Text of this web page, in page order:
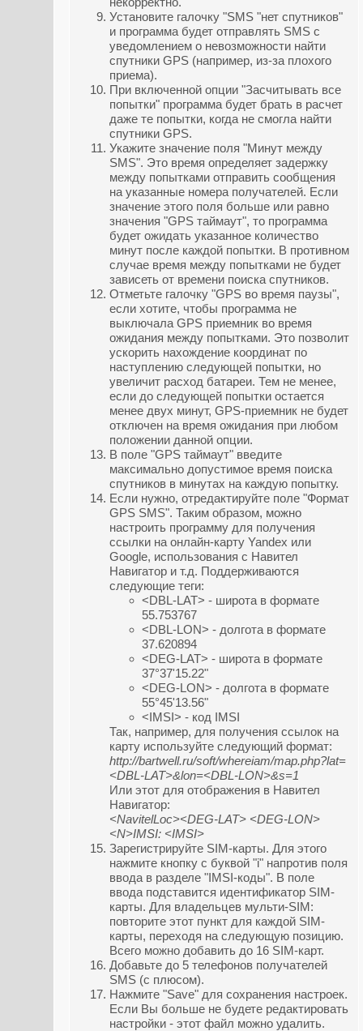
Установите галочку "SMS "нет спутников"
и программа будет отправлять SMS с
уведомлением о невозможности найти
спутники GPS (например, из-за плохого
приема).
При включенной опции "Засчитывать все
попытки" программа будет брать в расчет
даже те попытки, когда не смогла найти
спутники GPS.
Укажите значение поля "Минут между
SMS". Это время определяет задержку
между попытками отправить сообщения
на указанные номера получателей. Если
значение этого поля больше или равно
значения "GPS таймаут", то программа
будет ожидать указанное количество
минут после каждой попытки. В противном
случае время между попытками не будет
зависеть от времени поиска спутников.
Отметьте галочку "GPS во время паузы",
если хотите, чтобы программа не
выключала GPS приемник во время
ожидания между попытками. Это позволит
ускорить нахождение координат по
наступлению следующей попытки, но
увеличит расход батареи. Тем не менее,
если до следующей попытки остается
менее двух минут, GPS-приемник не будет
отключен на время ожидания при любом
положении данной опции.
В поле "GPS таймаут" введите
максимально допустимое время поиска
спутников в минутах на каждую попытку.
Если нужно, отредактируйте поле "Формат
GPS SMS". Таким образом, можно
настроить программу для получения
ссылки на онлайн-карту Yandex или
Google, использования с Навител
Навигатор и т.д. Поддерживаются
следующие теги:
<DBL-LAT> - широта в формате
55.753767
<DBL-LON> - долгота в формате
37.620894
<DEG-LAT> - широта в формате
37°37'15.22"
<DEG-LON> - долгота в формате
55°45'13.56"
<IMSI> - код IMSI
Так, например, для получения ссылок на
карту используйте следующий формат:
http://bartwell.ru/soft/whereiam/map.php?lat=
<DBL-LAT>&lon=<DBL-LON>&s=1
Или этот для отображения в Навител
Навигатор:
<NavitelLoc><DEG-LAT> <DEG-LON>
<N>IMSI: <IMSI>
Зарегистрируйте SIM-карты. Для этого
нажмите кнопку с буквой "i" напротив поля
ввода в разделе "IMSI-коды". В поле
ввода подставится идентификатор SIM-
карты. Для владельцев мульти-SIM:
повторите этот пункт для каждой SIM-
карты, переходя на следующую позицию.
Всего можно добавить до 16 SIM-карт.
Добавьте до 5 телефонов получателей
SMS (с плюсом).
Нажмите "Save" для сохранения настроек.
Если Вы больше не будете редактировать
настройки - этот файл можно удалить.